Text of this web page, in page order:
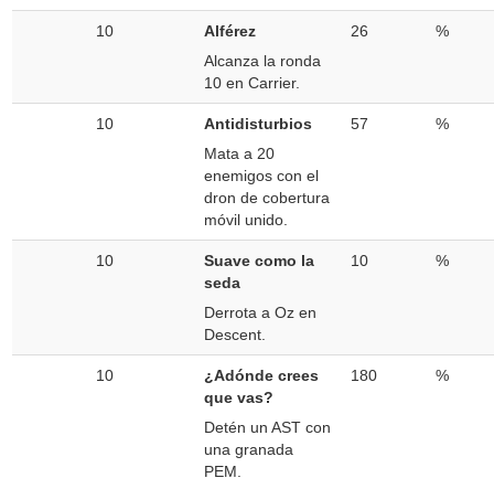
10
Alférez
Alcanza la ronda
10 en Carrier.
26 %
10
Antidisturbios
Mata a 20
enemigos con el
dron de cobertura
móvil unido.
57 %
10
Suave como la
seda
Derrota a Oz en
Descent.
10 %
10
¿Adónde crees
que vas?
Detén un AST con
una granada
PEM.
180 %